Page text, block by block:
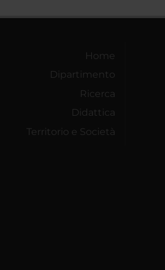
Home
Dipartimento
Ricerca
Didattica
Territorio e Società